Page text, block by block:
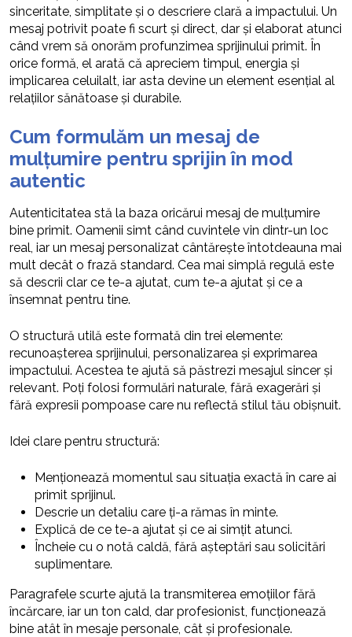
sinceritate, simplitate și o descriere clară a impactului. Un
mesaj potrivit poate fi scurt și direct, dar și elaborat atunci
când vrem să onorăm profunzimea sprijinului primit. În
orice formă, el arată că apreciem timpul, energia și
implicarea celuilalt, iar asta devine un element esențial al
relațiilor sănătoase și durabile.
Cum formulăm un mesaj de
mulțumire pentru sprijin în mod
autentic
Autenticitatea stă la baza oricărui mesaj de mulțumire
bine primit. Oamenii simt când cuvintele vin dintr-un loc
real, iar un mesaj personalizat cântărește întotdeauna mai
mult decât o frază standard. Cea mai simplă regulă este
să descrii clar ce te-a ajutat, cum te-a ajutat și ce a
însemnat pentru tine.
O structură utilă este formată din trei elemente:
recunoașterea sprijinului, personalizarea și exprimarea
impactului. Acestea te ajută să păstrezi mesajul sincer și
relevant. Poți folosi formulări naturale, fără exagerări și
fără expresii pompoase care nu reflectă stilul tău obișnuit.
Idei clare pentru structură:
Menționează momentul sau situația exactă în care ai
primit sprijinul.
Descrie un detaliu care ți-a rămas în minte.
Explică de ce te-a ajutat și ce ai simțit atunci.
Încheie cu o notă caldă, fără așteptări sau solicitări
suplimentare.
Paragrafele scurte ajută la transmiterea emoțiilor fără
încărcare, iar un ton cald, dar profesionist, funcționează
bine atât în mesaje personale, cât și profesionale.